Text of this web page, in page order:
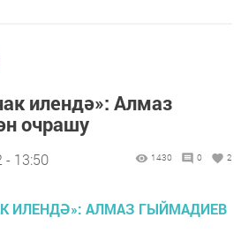
илендә»: Алмаз
очрашу
- 13:50 1430 0 2